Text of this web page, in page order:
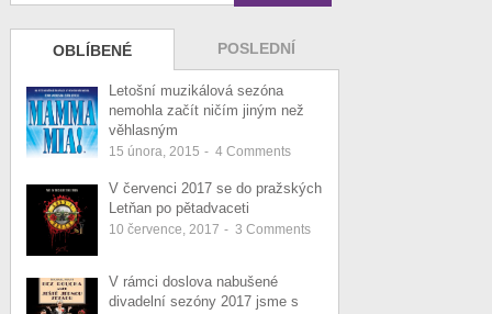
OBLÍBENÉ POSLEDNÍ
Letošní muzikálová sezóna
nemohla začít ničím jiným než
věhlasným
15 února, 2015 - 4Comments
V červenci 2017 se do pražských
Letňan po pětadvaceti
10 července, 2017 - 3 Comments
V rámci doslova nabušené
divadelní sezóny 2017 jsme s